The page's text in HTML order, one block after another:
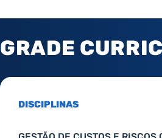
GRADE
DISCIPLINAS